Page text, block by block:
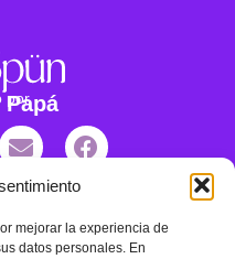
mejorar la experiencia de
datos personales. En
por
Papá
nosotros